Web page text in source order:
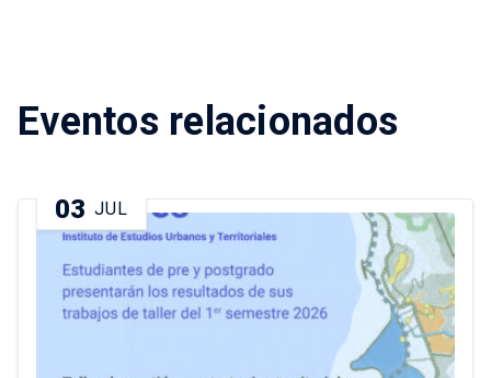
Eventos relacionados
03 JUL